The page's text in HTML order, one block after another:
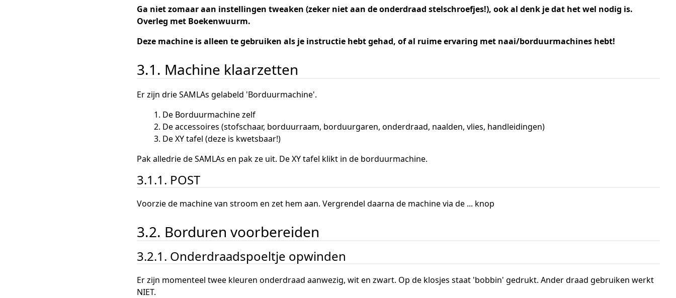
Ga niet zomaar aan instellingen tweaken (zeker niet aan de onderdraad stelschroefjes!), ook al denk je dat het wel nodig is.
Overleg met Boekenwuurm.
Deze machine is alleen te gebruiken als je instructie hebt gehad, of al ruime ervaring met naai/borduurmachines hebt!
3.1. Machine klaarzetten
Er zijn drie SAMLAs gelabeld 'Borduurmachine'.
De Borduurmachine zelf
De accessoires (stofschaar, borduurraam, borduurgaren, onderdraad, naalden, vlies, handleidingen)
De XY tafel (deze is kwetsbaar!)
Pak alledrie de SAMLAs en pak ze uit. De XY tafel klikt in de borduurmachine.
3.1.1. POST
Voorzie de machine van stroom en zet hem aan. Vergrendel daarna de machine via de ... knop
3.2. Borduren voorbereiden
3.2.1. Onderdraadspoeltje opwinden
Er zijn momenteel twee kleuren onderdraad aanwezig, wit en zwart. Op de klosjes staat 'bobbin' gedrukt. Ander draad gebruiken werkt
NIET.